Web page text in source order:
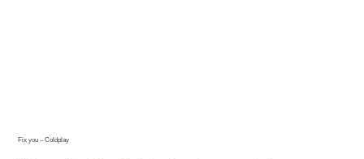
Fix you – Coldplay